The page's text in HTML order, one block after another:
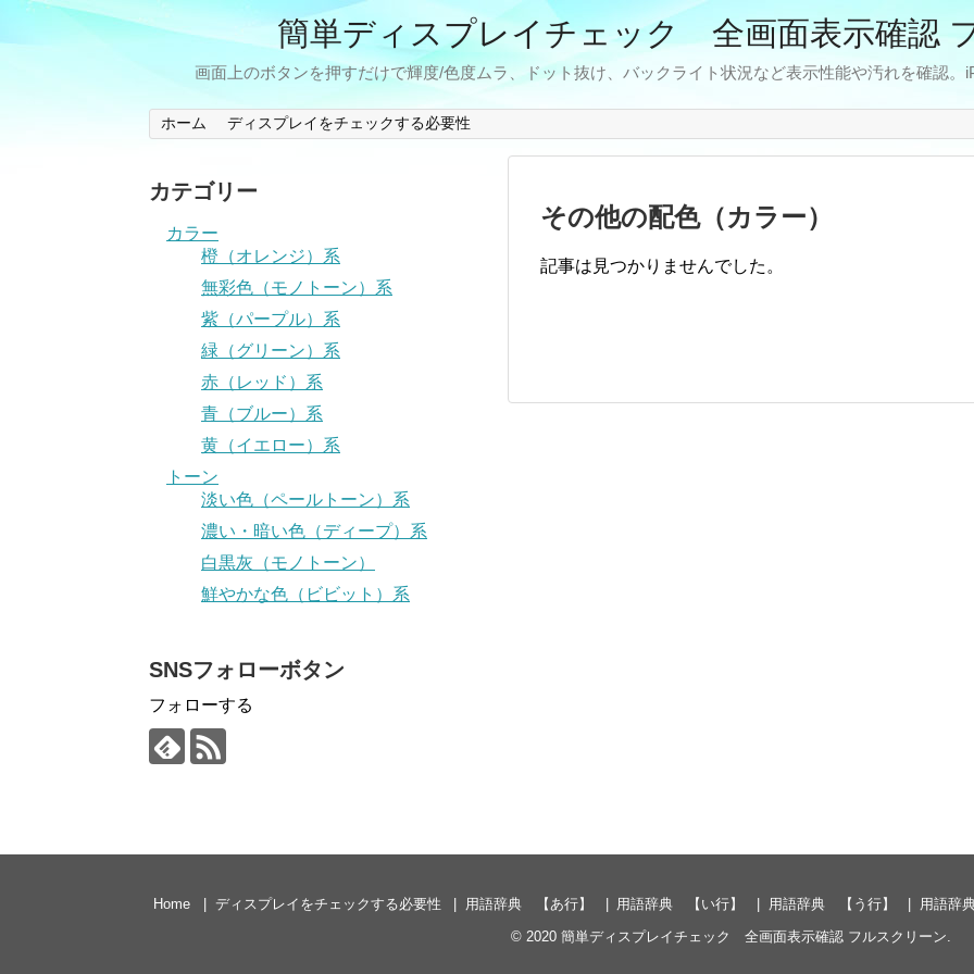
簡単ディスプレイチェック 全画面表示確認
画面上のボタンを押すだけで輝度/色度ムラ、ドット抜け、バックライト状況など表示性能や汚れを確認
ホーム ディスプレイをチェックする必要性
その他の配色（カラー）
記事は見つかりませんでした。
カテゴリー
カラー
橙（オレンジ）系
無彩色（モノトーン）系
紫（パープル）系
緑（グリーン）系
赤（レッド）系
青（ブルー）系
黄（イエロー）系
トーン
淡い色（ペールトーン）系
濃い・暗い色（ディープ）系
白黒灰（モノトーン）
鮮やかな色（ビビット）系
SNSフォローボタン
フォローする
Home ディスプレイをチェックする必要性 用語辞典 【あ行】 用語辞典 【い行】 用語辞典 【う行】 用語辞
© 2020 簡単ディスプレイチェック 全画面表示確認 フルスクリーン